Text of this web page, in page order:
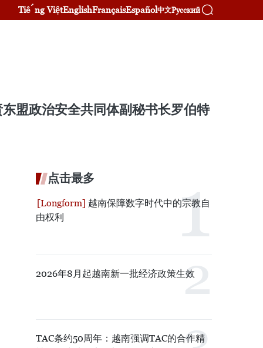
Tiếng ViệtEnglishFrançaisEspañol中文Русский
盟政治安全共同体副秘书长罗伯特
点击最多
越南保障数字时代中的宗教自
由权利
2026年8月起越南新一批经济政策生效
TAC条约50周年：越南强调TAC的合作精